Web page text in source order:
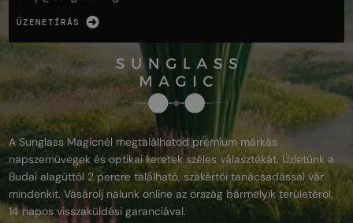
ÜZENETÍRÁS
A Sunglass Magicnél megtalálhatod prémium márkás
napszemüvegek és optikai keretek széles választékát. Üzletünk a
Budai alagúttól 2 percre található, szakértői tanácsadással vár
mindenkit. Vásárolj nálunk online az ország bármelyik területéről,
14 napos visszaküldési garanciával.